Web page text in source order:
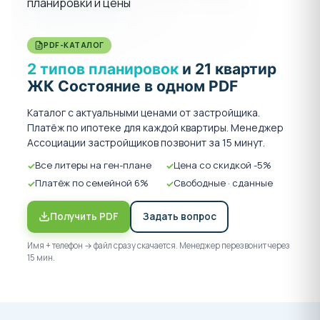
керамического кирпича 120 мм.
Перегородки из газосиликатного блока 100/120 мм и
из керамического блока 90 мм.
Перекрытия - монолитная железобетонная плита
толщиной 200 мм.
Квартиры сдаются в чистовой отделке:
Штукатурка и шпаклевка стен
Стяжка пола
Витражное остекление с премиальными
стеклопакетами Rehau Grazio
PDF-КАТАЛОГ
2 типов планировок и 21 квартир
ЖК Состояние в одном PDF
Каталог с актуальными ценами от застройщика.
Платёж по ипотеке для каждой квартиры. Менеджер
Ассоциации застройщиков позвонит за 15 минут.
Все литеры на ген-плане
Цена со скидкой -5%
Платёж по семейной 6%
Свободные · сданные
Получить PDF Задать вопрос
Имя + телефон → файл сразу скачается. Менеджер перезвонит через
15 мин.